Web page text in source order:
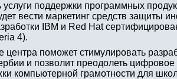
поддержки программных
вести маркетинг средств защиты
IBM и Red Hat
4).
поможет стимулировать
и позволит преодолеть цифровое
компьютерной грамотности для